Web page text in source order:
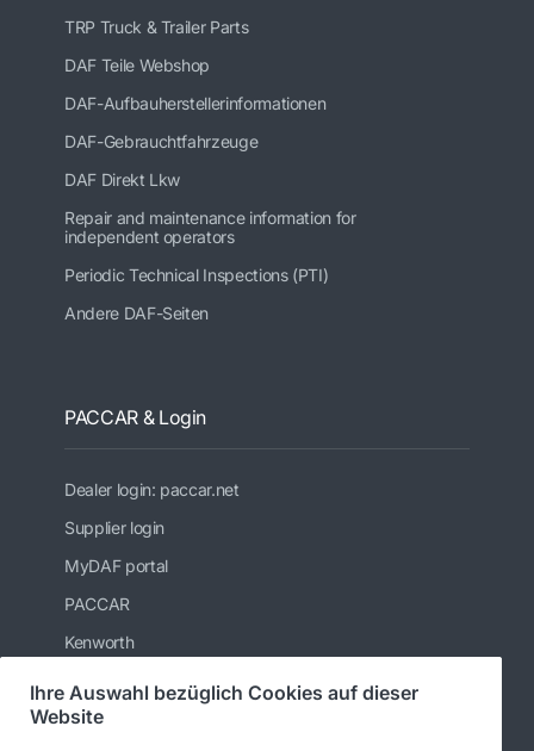
TRP Truck & Trailer Parts
DAF Teile Webshop
DAF-Aufbauherstellerinformationen
DAF-Gebrauchtfahrzeuge
DAF Direkt Lkw
Repair and maintenance information for
independent operators
Periodic Technical Inspections (PTI)
Andere DAF-Seiten
PACCAR & Login
Dealer login: paccar.net
Supplier login
MyDAF portal
PACCAR
Kenworth
Leyland Trucks Ltd
Ihre Auswahl bezüglich Cookies auf dieser
Website